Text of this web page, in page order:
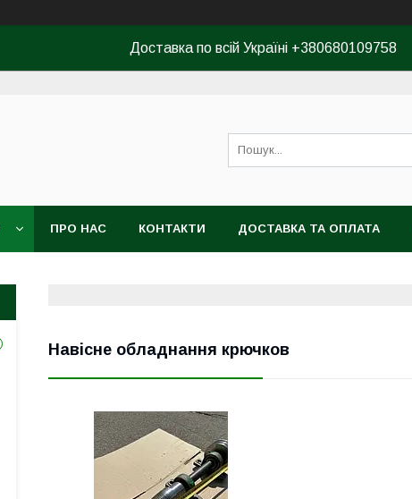
Доставка по всій Україні +380680109758
ПРО НАС КОНТАКТИ ДОСТАВКА ТА ОПЛАТА
Навісне обладнання крючков